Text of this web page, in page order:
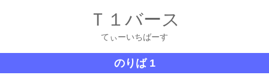
Ｔ１バース
てぃーいちばーす
のりば 1